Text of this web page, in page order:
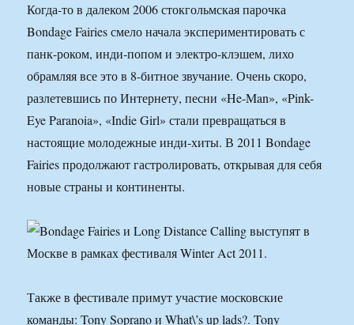
Когда-то в далеком 2006 стокгольмская парочка
Bondage Fairies смело начала экспериментировать с
панк-роком, инди-попом и электро-клэшем, лихо
обрамляя все это в 8-битное звучание. Очень скоро,
разлетевшись по Интернету, песни «He-Man», «Pink-
Eye Paranoia», «Indie Girl» стали превращаться в
настоящие молодежные инди-хиты. В 2011 Bondage
Fairies продолжают гастролировать, открывая для себя
новые страны и континенты.
Также в фестивале примут участие московские
команды: Tony Soprano и What\’s up lads?. Tony